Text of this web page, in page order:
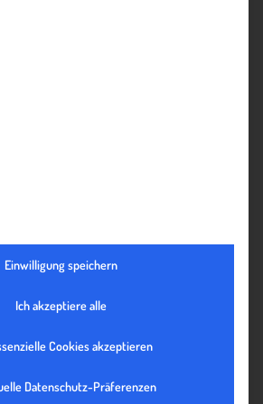
Gailler,S./Sefrin,M. (2017 )66
Export. Praxisratgeber für erfolgreiche
Weltspitze. Erfolgs-Knowhow für
. Wien: Springer-Verlag.
Einwilligung speichern
Ich akzeptiere alle
Cookies akzeptieren
Datenschutz-Präferenzen